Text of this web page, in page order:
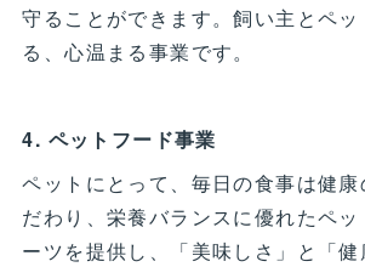
守ることができます。飼い主とペ
る、心温まる事業です。
4. ペットフード事業
ペットにとって、毎日の食事は健康
だわり、栄養バランスに優れたペッ
ーツを提供し、「美味しさ」と「